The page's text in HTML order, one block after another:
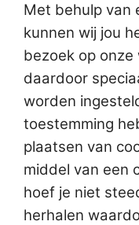
Met behulp van
kunnen wij jou
bezoek op
daardoor
worden
toestemming
plaatsen van
middel van een
hoef je niet
herhalen